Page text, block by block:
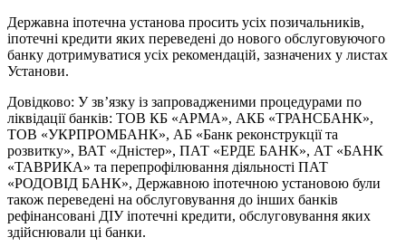
Державна іпотечна установа просить усіх позичальників,
іпотечні кредити яких переведені до нового обслуговуючого
банку дотримуватися усіх рекомендацій, зазначених у листах
Установи.
Довідково: У зв’язку із запровадженими процедурами по
ліквідації банків: ТОВ КБ «АРМА», АКБ «ТРАНСБАНК»,
ТОВ «УКРПРОМБАНК», АБ «Банк реконструкції та
розвитку», ВАТ «Дністер», ПАТ «ЕРДЕ БАНК», АТ «БАНК
«ТАВРИКА» та перепрофілювання діяльності ПАТ
«РОДОВІД БАНК», Державною іпотечною установою були
також переведені на обслуговування до інших банків
рефінансовані ДІУ іпотечні кредити, обслуговування яких
здійснювали ці банки.